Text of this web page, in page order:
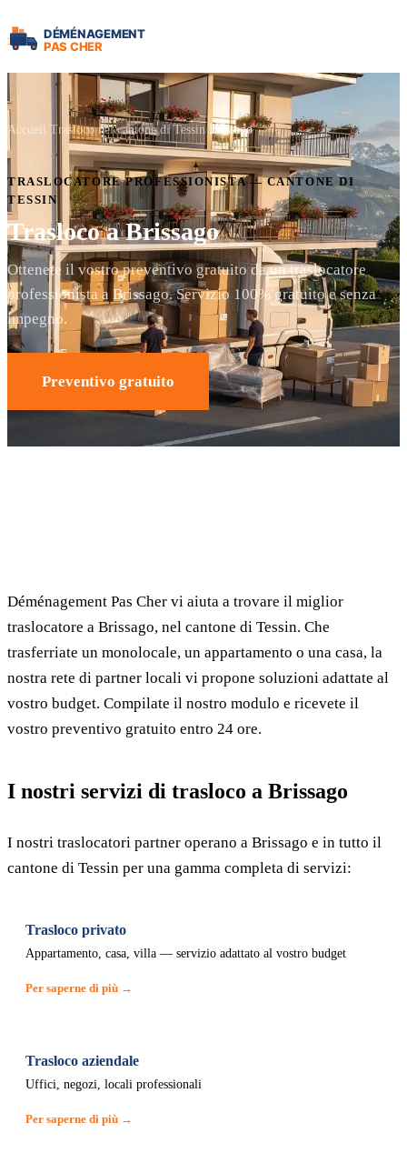
Accueil Trasloco nel cantone di Tessin Brissago
TRASLOCATORE PROFESSIONISTA — CANTONE DI
TESSIN
Trasloco a Brissago
Ottenete il vostro preventivo gratuito da un traslocatore
professionista a Brissago. Servizio 100% gratuito e senza
impegno.
Preventivo gratuito
Déménagement Pas Cher vi aiuta a trovare il miglior
traslocatore a Brissago, nel cantone di Tessin. Che
trasferriate un monolocale, un appartamento o una casa, la
nostra rete di partner locali vi propone soluzioni adattate al
vostro budget. Compilate il nostro modulo e ricevete il
vostro preventivo gratuito entro 24 ore.
I nostri servizi di trasloco a Brissago
I nostri traslocatori partner operano a Brissago e in tutto il
cantone di Tessin per una gamma completa di servizi:
Trasloco privato
Appartamento, casa, villa — servizio adattato al vostro budget
Per saperne di più →
Trasloco aziendale
Uffici, negozi, locali professionali
Per saperne di più →